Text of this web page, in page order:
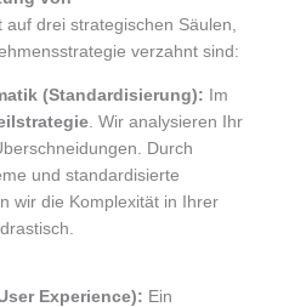
auf drei strategischen Säulen,
verzahnt sind:
(Standardisierung): Im
. Wir analysieren Ihr
Durch
und standardisierte
wir die Komplexität in Ihrer
Experience): Ein